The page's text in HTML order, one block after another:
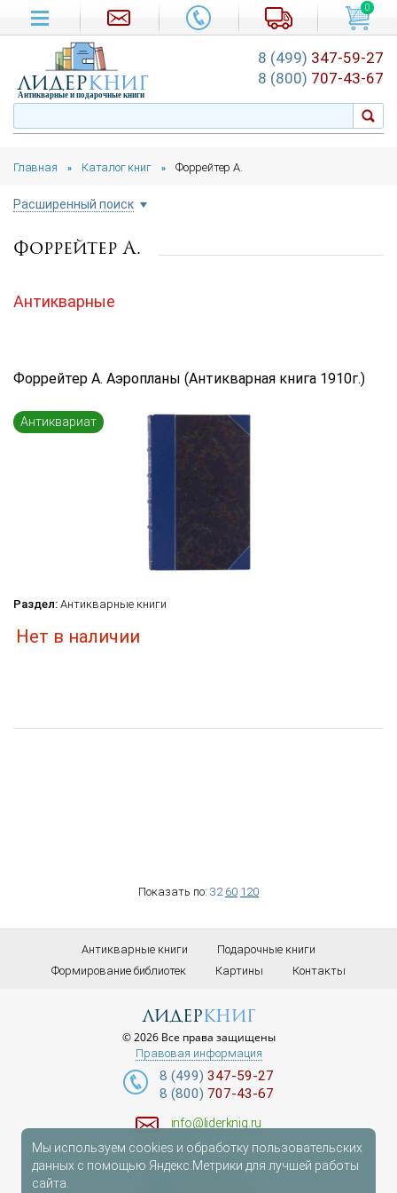
Главная » Каталог книг » Форрейтер А.
Расширенный поиск
Цена руб.
Автор
...
Язык книги
по дате поступления (новинки)
Форрейтер А.
Антикварные
Форрейтер А. Аэропланы (Антикварная книга 1910г.)
Антиквариат
Раздел: Антикварные книги
Нет в наличии
Показать по: 32 60 120
0
лидеркниг
Антикварные и подарочные книги
8 (499) 347-59-27
8 (800) 707-43-67
Антикварные книги
Подарочные книги
Формирование библиотек
Картины Контакты
лидеркниг
© 2026 Все права защищены
Правовая информация
8 (499) 347-59-27
8 (800) 707-43-67
info@liderknig.ru
Доставка
Мы используем cookies и обработку пользовательских
данных с помощью Яндекс.Метрики для лучшей работы
сайта.